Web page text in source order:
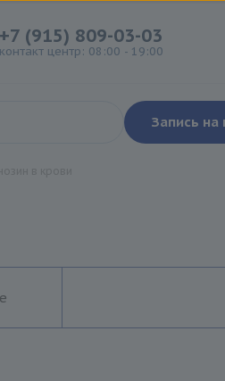
+7 (915) 809-03-03
контакт центр: 08:00 - 19:00
Запись на